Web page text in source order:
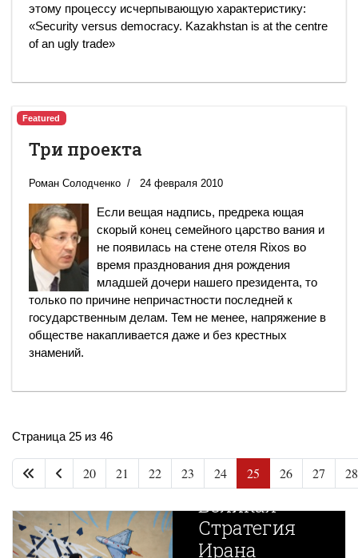
этому процессу исчерпывающую характеристику:
«Security versus democracy. Kazakhstan is at the centre
of an ugly trade»
Featured
Три проекта
Роман Солодченко 24 февраля 2010
Если вещая надпись, предрека ющая
скорый конец семейного царство вания и
не появилась на стене отеля Rixos во
время празднования дня рождения
младшей дочери нашего президента, то
только по причине непричастности последней к
государственным делам. Тем не менее, напряжение в
обществе накапливается даже и без крестных
знамений.
Страница 25 из 46
20 21 22 23 24 25 26 27 28
Новая
Великая
Стратегия
Ирана